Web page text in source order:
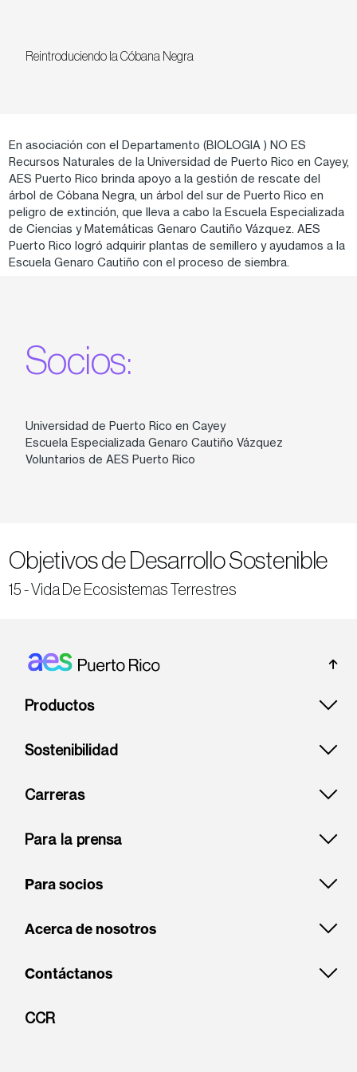
Reintroduciendo la Cóbana Negra
En asociación con el Departamento (BIOLOGIA ) NO ES
Recursos Naturales de la Universidad de Puerto Rico en Cayey,
AES Puerto Rico brinda apoyo a la gestión de rescate del
árbol de Cóbana Negra, un árbol del sur de Puerto Rico en
peligro de extinción, que lleva a cabo la Escuela Especializada
de Ciencias y Matemáticas Genaro Cautiño Vázquez. AES
Puerto Rico logró adquirir plantas de semillero y ayudamos a la
Escuela Genaro Cautiño con el proceso de siembra.
Socios:
Universidad de Puerto Rico en Cayey
Escuela Especializada Genaro Cautiño Vázquez
Voluntarios de AES Puerto Rico
Objetivos de Desarrollo Sostenible
15 - Vida De Ecosistemas Terrestres
Footer: Puerto rico
Productos
Sostenibilidad
Carreras
Para la prensa
Para socios
Acerca de nosotros
Contáctanos
CCR